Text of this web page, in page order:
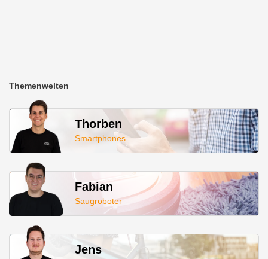
Themenwelten
Thorben
Smartphones
Fabian
Saugroboter
Jens